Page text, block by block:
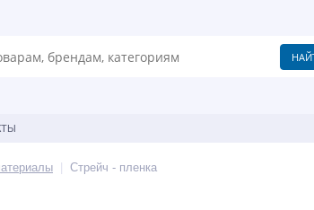
Стрейч - пленка